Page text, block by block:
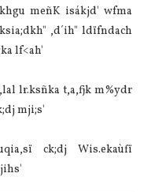
meñK isákjd' wfma
,d´ih" ldïfndach
lf<ah'
lr.ksñka t,a,fjk m%ydr
mji;s'
ck;dj Wis.ekaùfï